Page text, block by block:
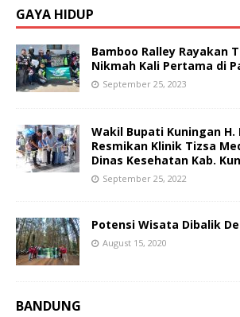
GAYA HIDUP
Bamboo Ralley Rayakan
Nikmah Kali Pertama di
September 25, 2023
Wakil Bupati Kuningan H.
Resmikan Klinik Tizsa
Dinas Kesehatan Kab.
September 25, 2022
Potensi Wisata Dibalik
August 15, 2020
BANDUNG